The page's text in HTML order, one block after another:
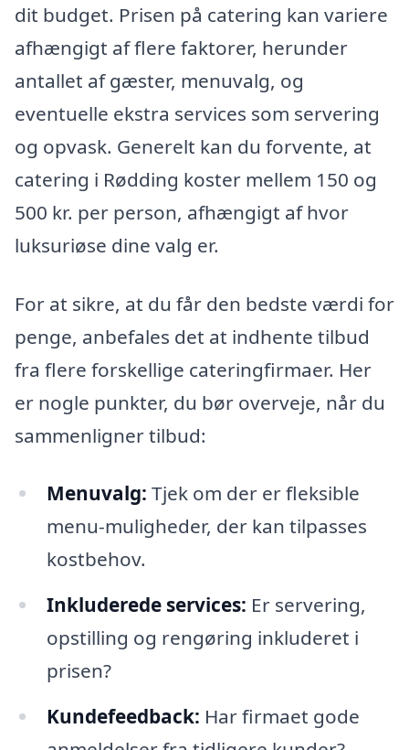
dit budget. Prisen på catering kan variere
afhængigt af flere faktorer, herunder
antallet af gæster, menuvalg, og
eventuelle ekstra services som servering
og opvask. Generelt kan du forvente, at
catering i Rødding koster mellem 150 og
500 kr. per person, afhængigt af hvor
luksuriøse dine valg er.
For at sikre, at du får den bedste værdi for
penge, anbefales det at indhente tilbud
fra flere forskellige cateringfirmaer. Her
er nogle punkter, du bør overveje, når du
sammenligner tilbud:
Menuvalg: Tjek om der er fleksible
menu-muligheder, der kan tilpasses
kostbehov.
Inkluderede services: Er servering,
opstilling og rengøring inkluderet i
prisen?
Kundefeedback: Har firmaet gode